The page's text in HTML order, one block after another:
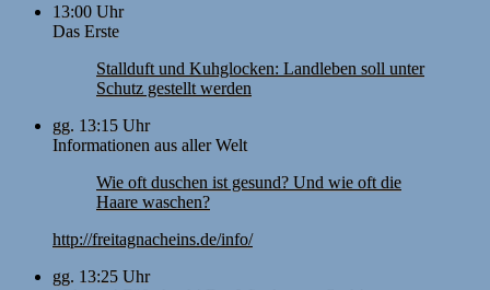
13:00 Uhr
Das Erste
Stallduft und Kuhglocken: Landleben soll unter
Schutz gestellt werden
gg. 13:15 Uhr
Informationen aus aller Welt
Wie oft duschen ist gesund? Und wie oft die
Haare waschen?
http://freitagnacheins.de/info/
gg. 13:25 Uhr